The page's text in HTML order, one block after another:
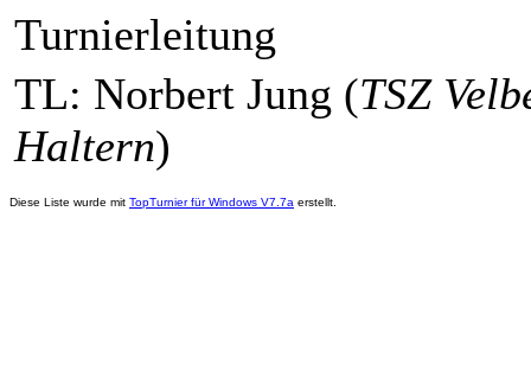
Turnierleitung
TL: Norbert Jung (TSZ
Haltern)
Diese Liste wurde mit TopTurnier für Windows V7.7a erstellt.